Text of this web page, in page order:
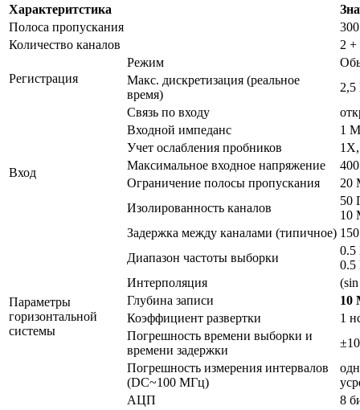
Характеритстика
Полоса пропускания
Количество каналов
2 +
Регистрация
Режим
Макс. дискретизация (реальное
время)
2,5
Вход
Связь по входу
Входной импеданс
1
Учет ослабления пробников
Максимальное входное напряжение
Ограничение полосы пропускания
20
Изолированность каналов
50
10
Задержка между каналами (типичное)
Параметры
горизонтальной
системы
Диапазон частоты выборки
0.5
0.5
Интерполяция
Глубина записи
10
Коэффициент развертки
1
Погрешность времени выборки и
времени задержки
Погрешность измерения интервалов
(DC~100 МГц)
АЦП
8